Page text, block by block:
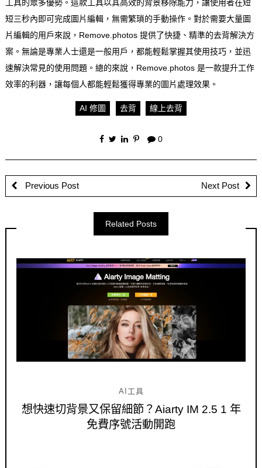
工具的眾多優勢。這款工具以其高效的背景移除能力，讓使用者在短
短三秒內即可完成圖片編輯，無需繁瑣的手動操作。對於需要大量圖
片編輯的用戶來說，Remove.photos 提供了快捷、精準的去背解決方
案。無論是專業人士還是一般用戶，都能輕鬆掌握其使用技巧，並迅
速解決常見的使用問題。總的來說，Remove.photos 是一款提升工作
效率的利器，讓每個人都能輕鬆獲得專業的圖片處理效果。
AI 修圖 去背 線上去背
0
Previous Post Next Post
Related Posts
AI工具
想快速切背景又保留細節？Aiarty IM 2.5 1 年
免費序號活動開跑